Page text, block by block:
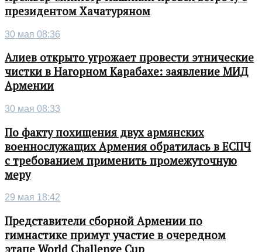
президентом Хачатуряном
30 мая 08:36
Алиев открыто угрожает провести этнические
чистки в Нагорном Карабахе: заявление МИД
Армении
30 мая 08:33
По факту похищения двух армянских
военнослужащих Армения обратилась в ЕСПЧ
с требованием применить промежуточную
меру
29 мая 18:42
Представители сборной Армении по
гимнастике примут участие в очередном
этапе World Challenge Cup